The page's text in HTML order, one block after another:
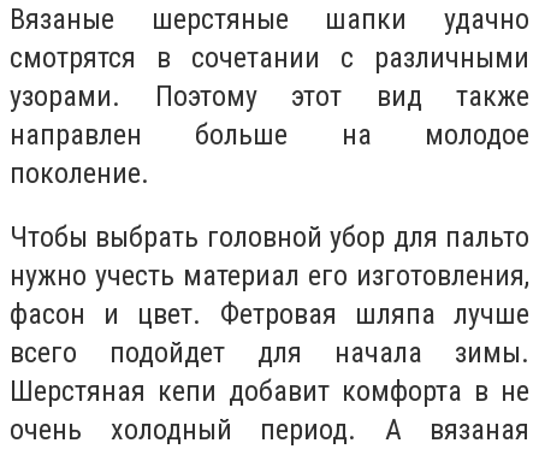
Вязаные шерстяные шапки удачно
смотрятся в сочетании с различными
узорами. Поэтому этот вид также
направлен больше на молодое
поколение.
Чтобы выбрать головной убор для пальто
нужно учесть материал его изготовления,
фасон и цвет. Фетровая шляпа лучше
всего подойдет для начала зимы.
Шерстяная кепи добавит комфорта в не
очень холодный период. А вязаная